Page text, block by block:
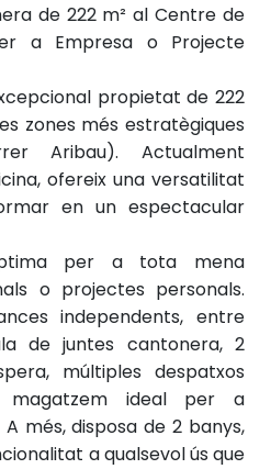
de 222 m² al Centre de
a Empresa o Projecte
propietat de 222
zones més estratègiques
Aribau). Actualment
ofereix una versatilitat
en un espectacular
per a tota mena
o projectes personals.
independents, entre
de juntes cantonera, 2
múltiples despatxos
ideal per a
més, disposa de 2 banys,
a qualsevol ús que